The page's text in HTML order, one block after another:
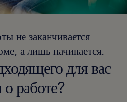
не заканчивается
а лишь начинается.
для вас
работе?